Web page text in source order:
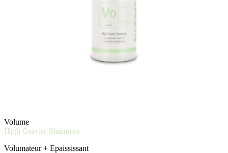
Volume
High Gravity Shampoo
Volumateur + Epaississant